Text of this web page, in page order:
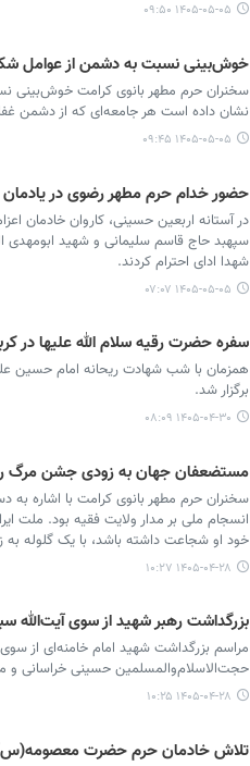
۱۴۰۵-۰۵-۰۵ ۰۹:۵۰
خوش‌بینی نسبت به دشمن از
سخنران حرم مطهر بانوی کرامت خوش‌بینی
نشان داده است هر جامعه‌ای که از دشمن
۱۴۰۵-۰۵-۰۵ ۰۹:۴۵
حضور خدام حرم مطهر رضوی در
سپهبد حاج قاسم سلیمانی و شهید ابومهدی
شهدا ادای احترام کردند.
۱۴۰۵-۰۵-۰۵ ۰۷:۰۷
سفره حضرت رقیه سلام الله علیها در
برگزار شد.
۱۴۰۵-۰۴-۳۰ ۰۸:۰۹
مستضعفان جهان به زودی جشن مرگ
سخنران حرم مطهر بانوی کرامت با اشاره
انسجام ملی بر مدار ولایت فقیه بود. ملت
خود او شجاعت داشته باشد، با یک گلوله به
۱۴۰۵-۰۴-۲۸ ۱۰:۲۷
بزرگداشت رهبر شهید از سوی آیت‌الله
مراسم بزرگداشت شهید امام خامنه‌ای از
حجت‌الاسلام‌والمسلمین حسینی خراسانی و
۱۴۰۵-۰۴-۲۸ ۱۰:۲۵
تلاش خادمان حرم حضرت معصومه(س)